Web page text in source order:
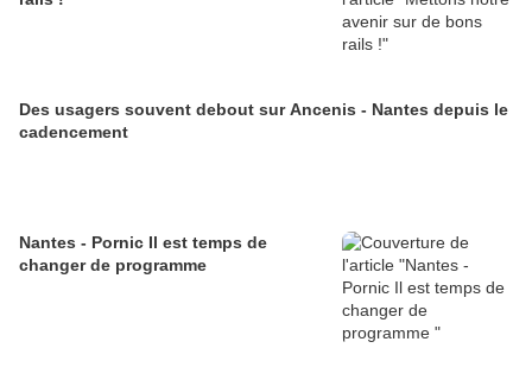
Des usagers souvent debout sur Ancenis - Nantes depuis le
cadencement
Nantes - Pornic Il est temps de
changer de programme